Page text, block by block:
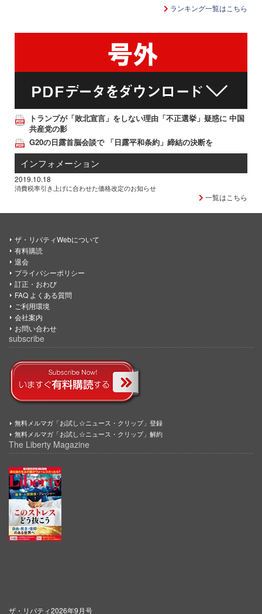
ランキング一覧はこちら
トランプが「敗北宣言」をしない理由「不正選挙」疑惑に 中国
共産党の影
G20の日露首脳会談で 「日露平和条約」締結の決断を
インフォメーション
2019.10.18
消費税率引き上げに合わせた価格改定のお知らせ
一覧はこちら
ザ・リバティWebについて
有料購読
退会
プライバシーポリシー
訂正・おわび
FAQ よくある質問
ご利用環境
会社案内
お問い合わせ
subscribe
無料メルマガ「お試し☆ニュース・クリップ」登録
無料メルマガ「お試し☆ニュース・クリップ」解約
The Liberty Magazine
ザ・リバティ2026年9月号